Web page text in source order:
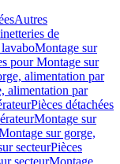
Autres
de
Montage sur
pour Montage sur
alimentation par
alimentation par
Pièces détachées
Montage sur
sur gorge,
secteurPièces
secteurMontage